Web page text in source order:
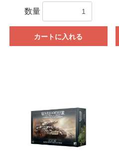
数量
カートに入れる